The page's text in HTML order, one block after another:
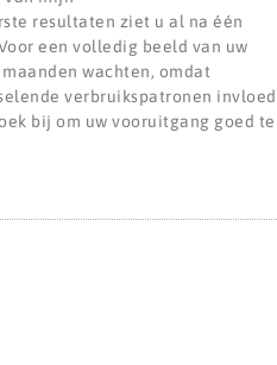
resultaten ziet u al na één
een volledig beeld van uw
wachten, omdat
verbruikspatronen invloed
bij om uw vooruitgang goed te